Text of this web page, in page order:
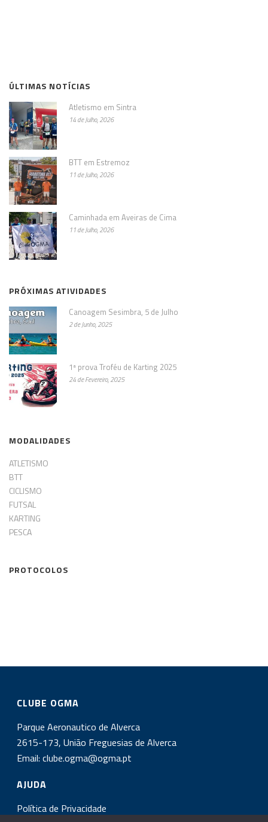
ÚLTIMAS NOTÍCIAS
Atletismo em Sintra
14 de Julho, 2026
BTT em Estremoz
11 de Julho, 2026
Caminhada em Aveiras de Cima
11 de Julho, 2026
PRÓXIMAS ATIVIDADES
Canoagem Sesimbra, 5 de Julho
2 de Junho, 2025
1ª prova Troféu de Karting 2025
24 de Fevereiro, 2025
MODALIDADES
ATLETISMO
BTT
CICLISMO
FUTSAL
KARTING
PESCA
PROTOCOLOS
CLUBE OGMA
Parque Aeronautico de Alverca
2615-173, União Freguesias de Alverca
Email:clube.ogma@ogma.pt
AJUDA
Política de Privacidade